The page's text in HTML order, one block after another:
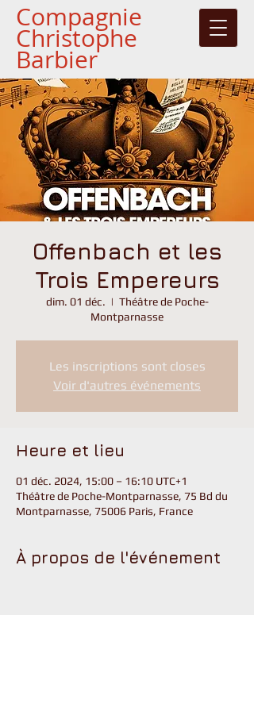
Compagnie
Christophe
Barbier
Offenbach et les
Trois Empereurs
dim. 01 déc.
  |
Théâtre de Poche-
Montparnasse
Les inscriptions sont closes
Voir d'autres événements
Heure et lieu
01 déc. 2024, 15:00 – 16:10 UTC+1
Théâtre de Poche-Montparnasse, 75 Bd du
Montparnasse, 75006 Paris, France
À propos de l'événement